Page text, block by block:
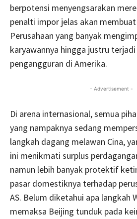
berpotensi menyengsarakan
penalti impor jelas akan
Perusahaan yang banyak
karyawannya hingga justru
pengangguran di Amerika.
- Advertisement -
Di arena internasional, semua
yang nampaknya sedang
langkah dagang melawan Cina,
ini menikmati surplus
namun lebih banyak protektif
pasar domestiknya terhadap
AS. Belum diketahui apa langkah
memaksa Beijing tunduk pada